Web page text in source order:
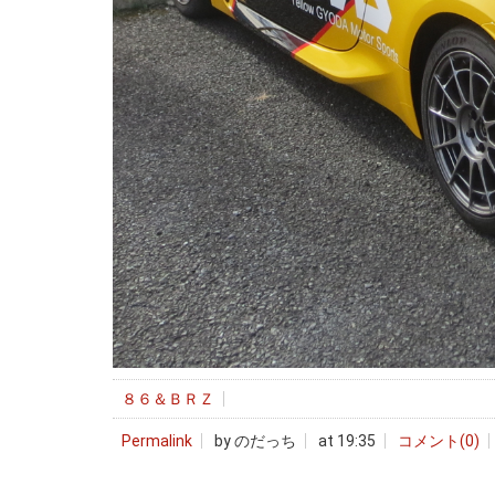
８６＆ＢＲＺ
Permalink by のだっち at 19:35 コメント(0)